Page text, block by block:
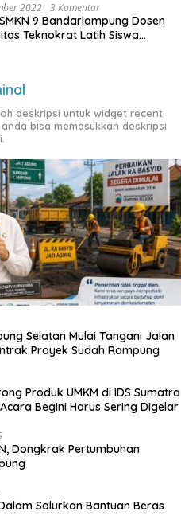
2022 3 Komentar
9 Bandarlampung Dosen
Teknokrat Latih Siswa
deskripsi untuk widget recent
bisa memasukkan deskripsi
Selatan Mulai Tangani Jalan
Proyek Sudah Rampung
Produk UMKM di IDS Sumatra
Begini Harus Sering Digelar
Dongkrak Pertumbuhan
Salurkan Bantuan Beras